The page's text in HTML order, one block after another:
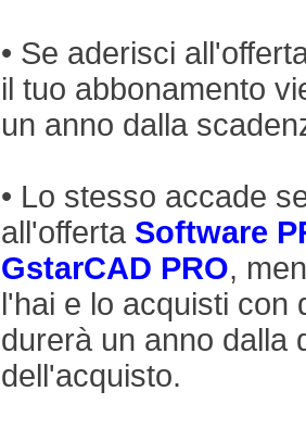
• Se aderisci
il tuo abbonamento
un anno dalla
• Lo stesso accade
all'offerta Software
GstarCAD PRO,
l'hai e lo acquisti con
durerà un anno dalla
dell'acquisto.